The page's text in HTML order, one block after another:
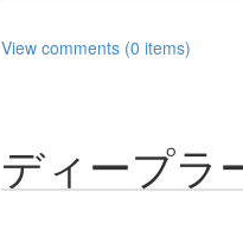
View comments (0 items)
ディープラ